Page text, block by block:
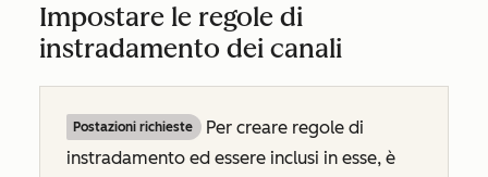
Impostare le regole di
instradamento dei canali
Postazioni richieste Per creare regole di
instradamento ed essere inclusi in esse, è